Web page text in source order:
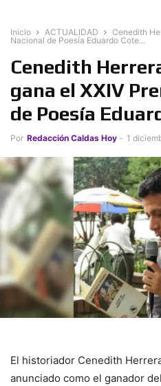
Inicio ACTUALIDAD
Cenedith
Nacional de Poesía Eduardo Cote...
Cenedith
gana el XXIV
de Poesía
Por Redacción Caldas Hoy - 1
El historiador Cenedith
anunciado como el ganador